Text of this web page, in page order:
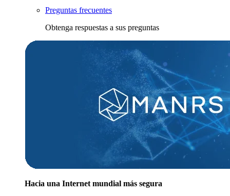
Preguntas frecuentes
Obtenga respuestas a sus preguntas
Hacia una Internet mundial más segura